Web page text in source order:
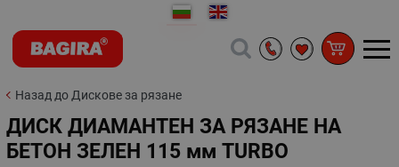
Назад до Дискове за рязане
ДИСК ДИАМАНТЕН ЗА РЯЗАНЕ НА
БЕТОН ЗЕЛЕН 115 мм TURBO